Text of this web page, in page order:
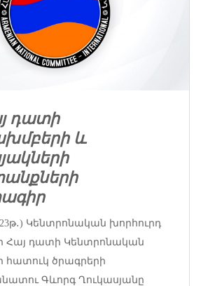
դատի
և
Կենտրոնական խորհուրդ
Հայ դատի Կենտրոնական
հատուկ ծրագրերի
Գևորգ Ղուկասյանը